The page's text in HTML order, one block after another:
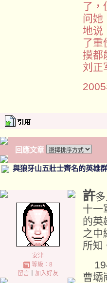
了，
问她
地说
了重
摸都
刘正
回應文章
與狼牙山五壯士齊名的英雄
安津
等級：8
留言｜ 加入好友
許
十一
的英
之中
所知
曹壩